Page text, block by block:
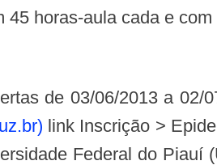
45 horas-aula cada e
link Inscrição >
Federal do